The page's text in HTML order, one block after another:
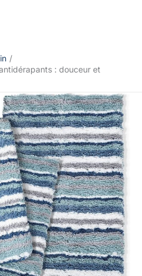
: douceur et